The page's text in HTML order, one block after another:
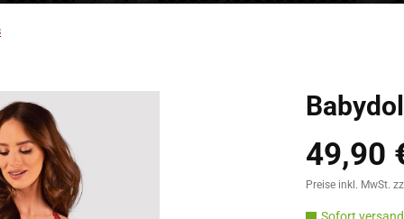
Regulärer Preis:
49,90
Preise inkl. MwSt.